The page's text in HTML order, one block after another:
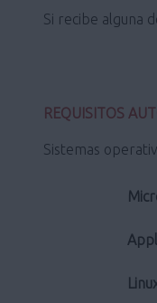
Si recibe alguna
REQUISITOS
Sistemas